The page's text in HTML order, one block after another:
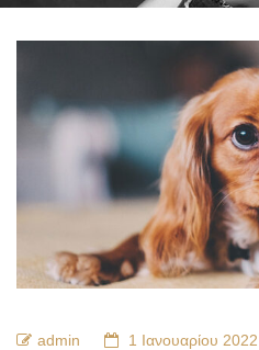
admin
1 Ιανουαρίου 2022